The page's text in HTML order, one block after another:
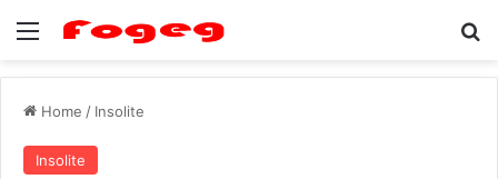
Menu
Home / Insolite
Insolite